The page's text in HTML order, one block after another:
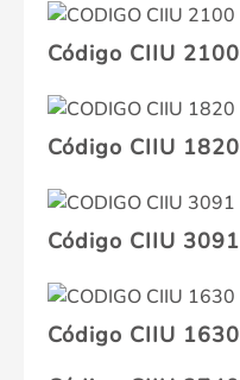
Código CIIU 2100
Código CIIU 1820
Código CIIU 3091
Código CIIU 1630